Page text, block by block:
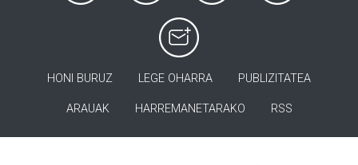
HONI BURUZ LEGE OHARRA PUBLIZITATEA
ARAUAK HARREMANETARAKO RSS